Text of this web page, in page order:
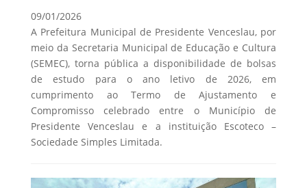
09/01/2026
A Prefeitura Municipal de Presidente Venceslau, por
meio da Secretaria Municipal de Educação e Cultura
(SEMEC), torna pública a disponibilidade de bolsas
de estudo para o ano letivo de 2026, em
cumprimento ao Termo de Ajustamento e
Compromisso celebrado entre o Município de
Presidente Venceslau e a instituição Escoteco –
Sociedade Simples Limitada.